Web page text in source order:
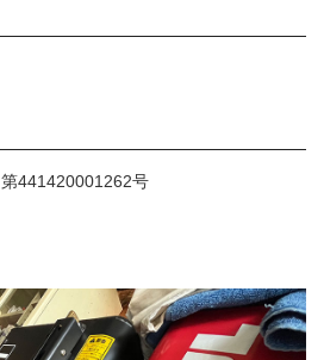
第441420001262号